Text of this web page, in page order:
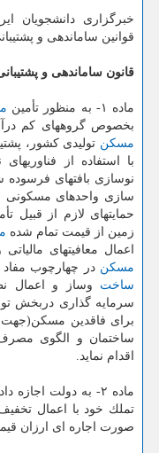
خبرگزاری دانشجویان
قوانین ساماندهی و
قانون ساماندهی و
ماده ۱- به منظور تأمین
بخصوص گروههای كم
مسكن تولیدی كشور،
با استفاده از
نوسازی بافتهای
سازی واحدهای مسكونی
حمایتهای لازم از
زمین از قیمت تمام شده
اعمال معافیتهای
مسكن در چهارچوب مفاد
ساخت وساز و اعمال
سرمایه گذاری دربخش
برای فاقدین مسكن(جهت
ساختمان و الگوی
اقدام نماید.
ماده ۲- به دولت
تملك خود با اعمال
صورت اجاره ای ارزان